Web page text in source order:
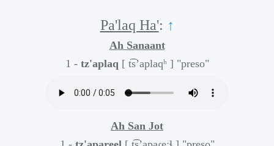
Pa'laq Ha': ↑
Ah Sanaant
1 - tz'aplaq [ t͡s’aplaqʰ ] "preso"
Ah San Jot